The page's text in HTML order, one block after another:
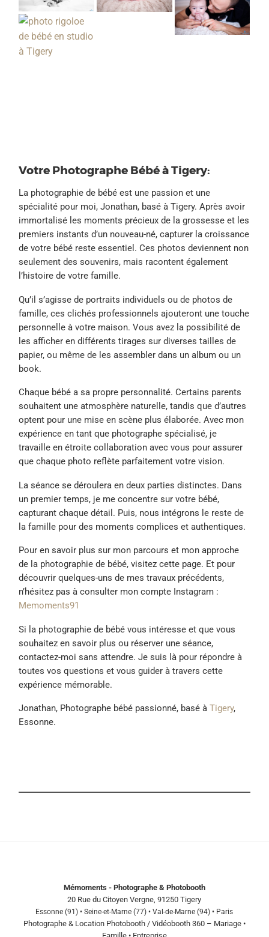
Votre Photographe Bébé à Tigery:
La photographie de bébé est une passion et une
spécialité pour moi, Jonathan, basé à Tigery. Après avoir
immortalisé les moments précieux de la grossesse et les
premiers instants d’un nouveau-né, capturer la croissance
de votre bébé reste essentiel. Ces photos deviennent non
seulement des souvenirs, mais racontent également
l’histoire de votre famille.
Qu’il s’agisse de portraits individuels ou de photos de
famille, ces clichés professionnels ajouteront une touche
personnelle à votre maison. Vous avez la possibilité de
les afficher en différents tirages sur diverses tailles de
papier, ou même de les assembler dans un album ou un
book.
Chaque bébé a sa propre personnalité. Certains parents
souhaitent une atmosphère naturelle, tandis que d’autres
optent pour une mise en scène plus élaborée. Avec mon
expérience en tant que photographe spécialisé, je
travaille en étroite collaboration avec vous pour assurer
que chaque photo reflète parfaitement votre vision.
La séance se déroulera en deux parties distinctes. Dans
un premier temps, je me concentre sur votre bébé,
capturant chaque détail. Puis, nous intégrons le reste de
la famille pour des moments complices et authentiques.
Pour en savoir plus sur mon parcours et mon approche
de la photographie de bébé, visitez cette page. Et pour
découvrir quelques-uns de mes travaux précédents,
n’hésitez pas à consulter mon compte Instagram :
Memoments91
Si la photographie de bébé vous intéresse et que vous
souhaitez en savoir plus ou réserver une séance,
contactez-moi sans attendre. Je suis là pour répondre à
toutes vos questions et vous guider à travers cette
expérience mémorable.
Jonathan, Photographe bébé passionné, basé àTigery,
Essonne.
Mémoments - Photographe & Photobooth
20 Rue du Citoyen Vergne, 91250 Tigery
Essonne (91) • Seine-et-Marne (77) • Val-de-Marne (94) • Paris
Photographe & Location Photobooth / Vidéobooth 360 – Mariage •